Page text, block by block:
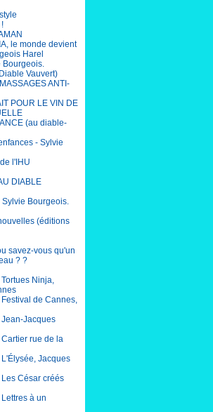
le monde devient
Harel
Bourgeois.
Vauvert)
ANTI-
POUR LE VIN DE
(au diable-
- Sylvie
l'IHU
DIABLE
Bourgeois.
(éditions
savez-vous qu'un
? ?
Ninja,
de Cannes,
Jacques
rue de la
Jacques
César créés
à un